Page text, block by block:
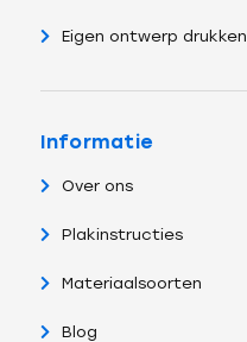
Eigen ontwerp drukken
Informatie
Over ons
Plakinstructies
Materiaalsoorten
Blog